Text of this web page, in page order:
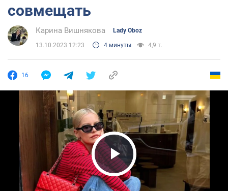
совмещать
Карина Вишнякова Lady Oboz
13.10.2023 12:23 4 минуты 4,9 т.
16
Play Video